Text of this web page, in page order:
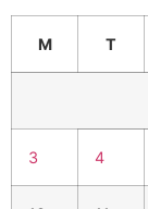
M T
3 4